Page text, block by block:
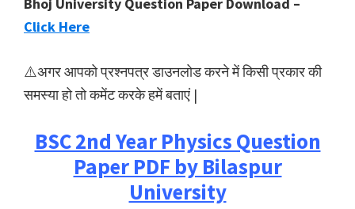
Bhoj University Question Paper Download –
Click Here
⚠️अगर आपको प्रश्नपत्र डाउनलोड करने में किसी प्रकार की
समस्या हो तो कमेंट करके हमें बताएं |
BSC 2nd Year Physics Question
Paper PDF by Bilaspur
University